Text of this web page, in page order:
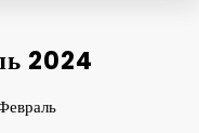
2024